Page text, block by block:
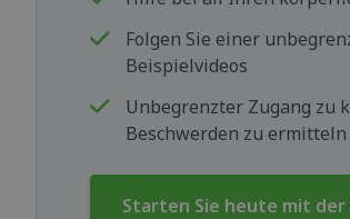
Folgen Sie einer
Beispielvideos
Unbegrenzter Zugang zu
Beschwerden zu ermitteln
Starten Sie heute mit